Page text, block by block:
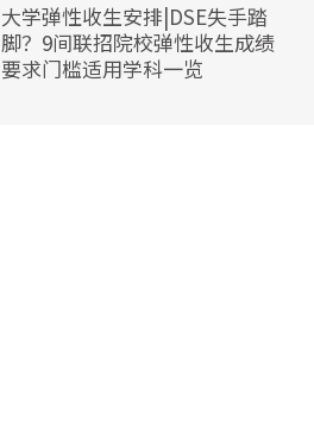
大学弹性收生安排|DSE失手踏
脚？9间联招院校弹性收生成绩
要求门槛适用学科一览